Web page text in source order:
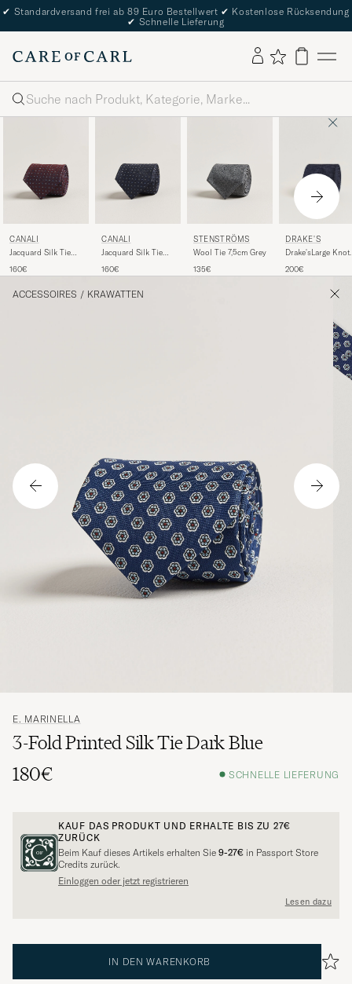
✔ Standardversand frei ab 89 Euro Bestellwert ✔ Kostenlose Rücksendung
✔ Schnelle Lieferung
Suche
CANALI
Jacquard Silk Tie
160€
CANALI
Jacquard Silk Tie
160€
STENSTRÖMS
Wool Tie 7,5cm Grey
135€
DRAKE'S
Drake'sLarge Knot
Grenadine Silk
200€
ACCESSOIRES / KRAWATTEN
E. MARINELLA
3-Fold Printed Silk Tie Dark Blue
180€
SCHNELLE LIEFERUNG
KAUF DAS PRODUKT UND ERHALTE BIS ZU 27€
ZURÜCK
Beim Kauf dieses Artikels erhalten Sie 9-27€ in Passport Store
Credits zurück.
Einloggen oder jetzt registrieren
Lesen dazu
IN DEN WARENKORB